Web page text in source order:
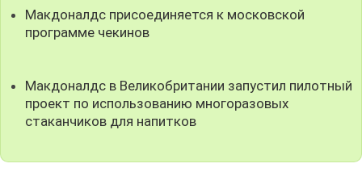
Макдоналдс присоединяется к московской
программе чекинов
Макдоналдс в Великобритании запустил пилотный
проект по использованию многоразовых
стаканчиков для напитков